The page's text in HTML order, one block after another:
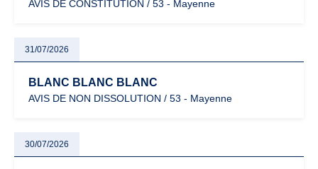
AVIS DE CONSTITUTION / 53 - Mayenne
31/07/2026
BLANC BLANC BLANC
AVIS DE NON DISSOLUTION / 53 - Mayenne
30/07/2026